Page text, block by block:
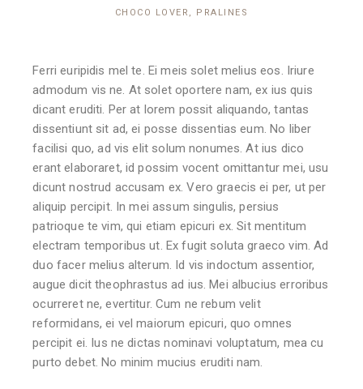
CHOCO LOVER, PRALINES
Ferri euripidis mel te. Ei meis solet melius eos. Iriure
admodum vis ne. At solet oportere nam, ex ius quis
dicant eruditi. Per at lorem possit aliquando, tantas
dissentiunt sit ad, ei posse dissentias eum. No liber
facilisi quo, ad vis elit solum nonumes. At ius dico
erant elaboraret, id possim vocent omittantur mei, usu
dicunt nostrud accusam ex. Vero graecis ei per, ut per
aliquip percipit. In mei assum singulis, persius
patrioque te vim, qui etiam epicuri ex. Sit mentitum
electram temporibus ut. Ex fugit soluta graeco vim. Ad
duo facer melius alterum. Id vis indoctum assentior,
augue dicit theophrastus ad ius. Mei albucius erroribus
ocurreret ne, evertitur. Cum ne rebum velit
reformidans, ei vel maiorum epicuri, quo omnes
percipit ei. Ius ne dictas nominavi voluptatum, mea cu
purto debet. No minim mucius eruditi nam.